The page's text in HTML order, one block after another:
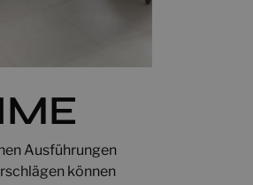
Ausführungen
können